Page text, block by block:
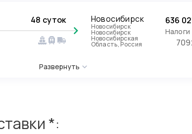
48 суток Новосибирск
Новосибирск
Новосибирск
Новосибирская
Область, Россия
636
Развернуть
*: